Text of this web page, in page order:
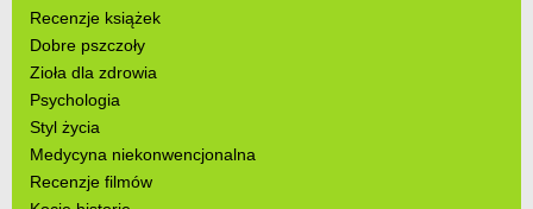
Recenzje książek
Dobre pszczoły
Zioła dla zdrowia
Psychologia
Styl życia
Medycyna niekonwencjonalna
Recenzje filmów